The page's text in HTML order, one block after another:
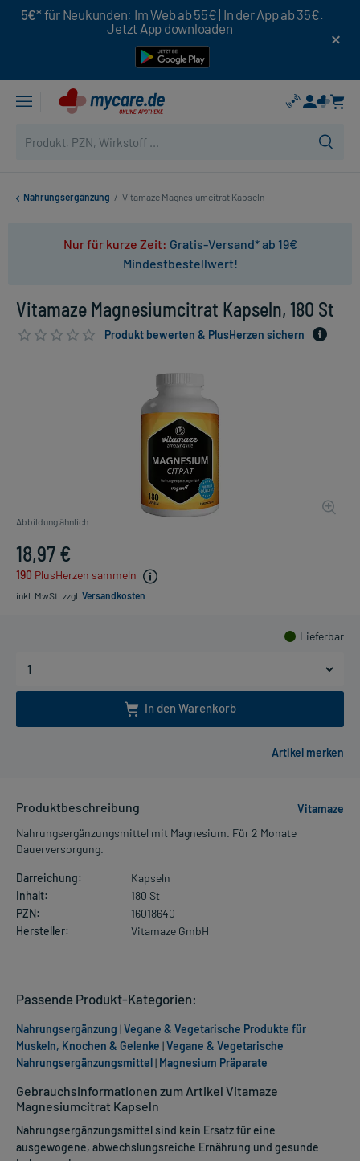
5€* für Neukunden: Im Web ab 55€ | In der App ab 35€.
Jetzt App downloaden
Nahrungsergänzung / Vitamaze Magnesiumcitrat Kapseln
Nur für kurze Zeit: Gratis-Versand* ab 19€
Mindestbestellwert!
Vitamaze Magnesiumcitrat Kapseln, 180 St
Produkt bewerten & PlusHerzen sichern
Abbildung ähnlich
18,97 €
190 PlusHerzen sammeln
inkl. MwSt. zzgl. Versandkosten
Lieferbar
In den Warenkorb
Produktbeschreibung
Vitamaze
Nahrungsergänzungsmittel mit Magnesium. Für 2 Monate
Dauerversorgung.
Darreichung:
Kapseln
Inhalt:
180 St
PZN:
16018640
Hersteller:
Vitamaze GmbH
Gebrauchsinformationen zum Artikel Vitamaze
Magnesiumcitrat Kapseln
Nahrungsergänzungsmittel sind kein Ersatz für eine
ausgewogene, abwechslungsreiche Ernährung und gesunde
Passende Produkt-Kategorien:
Nahrungsergänzung |Vegane & Vegetarische Produkte für
Muskeln, Knochen & Gelenke |Vegane & Vegetarische
Nahrungsergänzungsmittel| Magnesium Präparate